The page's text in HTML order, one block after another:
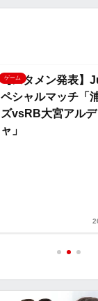
n
ゲーム
【スタメン発表】
ペシャルマッチ「
ズvsRB大宮アル
ャ」